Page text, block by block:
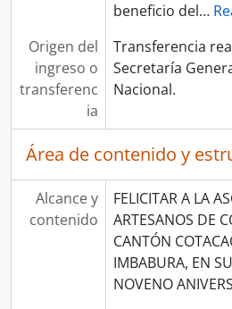
beneficio del…
Origen del
ingreso o
transferenc
ia
Transferencia
Secretaría
Nacional.
Área de contenido y
Alcance y
contenido
FELICITAR A LA
ARTESANOS DE
CANTÓN
IMBABURA, EN
NOVENO